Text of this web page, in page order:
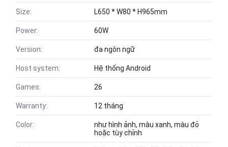
Size: L650 * W80 * H965mm
Power: 60W
Version: đa ngôn ngữ
Host system: Hệ thống Android
Games: 26
Warranty: 12 tháng
Color:
như hình ảnh, màu xanh, màu đỏ
hoặc tùy chỉnh